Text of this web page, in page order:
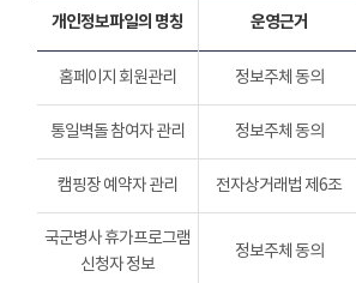
개인정보파일의 명칭 운영근거
홈페이지 회원관리 정보주체 동의
통일벽돌 참여자 관리 정보주체 동의
캠핑장 예약자 관리 전자상거래법 제6조
국군병사 휴가프로그램
신청자 정보
정보주체 동의